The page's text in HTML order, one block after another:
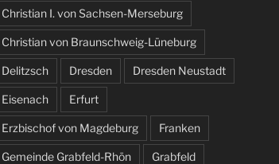
Christian I. von Sachsen-Merseburg
Christian von Braunschweig-Lüneburg
Delitzsch Dresden Dresden Neustadt
Eisenach Erfurt
Erzbischof von Magdeburg Franken
Gemeinde Grabfeld-Rhön Grabfeld